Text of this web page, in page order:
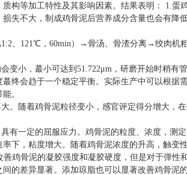
构等加工特性及其影响因素。结果表明： 1.蛋
失不大，制成鸡骨泥后营养成分含量也会有降
、121℃，60min）→骨汤、骨渣分离→绞肉机
变小， 蕞小可达到51.722μm，研磨开始时稍有
蕞终会趋于一个稳定平衡。实际生产中可以根据
。
随着鸡骨泥粒径变小，感官评定得分增大，在
有一定的屈服应力。鸡骨泥的粒度、浓度，测
下，粘度增大。随着鸡骨泥浓度的升高，触变
鸡骨泥的凝胶强度和凝胶硬度，但是对于弹性
的差异显著。添加琼脂也可以显著改善鸡骨泥